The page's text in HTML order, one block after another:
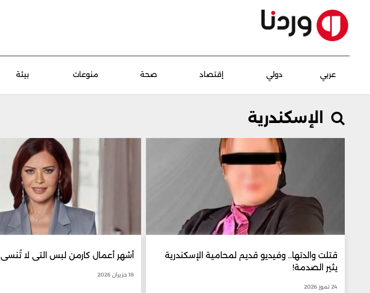
عربي دولي إقتصاد صحة منوعات بيئة
الإسكندرية
قتلت والدتها.. وفيديو قديم لمحامية الإسكندرية
يثير الصدمة!
24 تموز 2026
أشهر أعمال كارمن لبس التي لا تُنسى
18 حزيران 2026